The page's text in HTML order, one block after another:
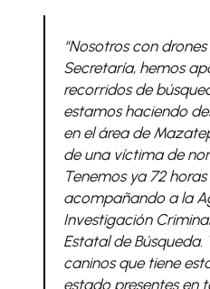
“Nosotros con
Secretaría, hemos
recorridos de
estamos haciendo
en el área de
de una víctima de
Tenemos ya 72
acompañando a la
Investigación
Estatal de Búsqueda.
caninos que tiene
estado presentes en